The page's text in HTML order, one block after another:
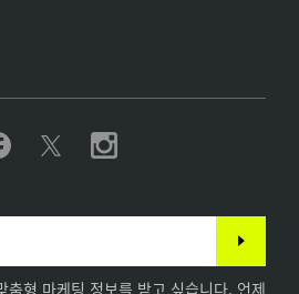
형 마케팅 정보를 받고 싶습니다. 언제